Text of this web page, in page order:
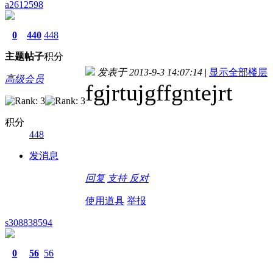
a2612598
0
主题
440
帖子
448
积分
高级会员
积分
448
发消息
发表于 2013-9-3 14:07:14 | 显示全部楼层
fgjrtujgffgntejrt
回复 支持 反对
使用道具 举报
s308838594
0 56 56